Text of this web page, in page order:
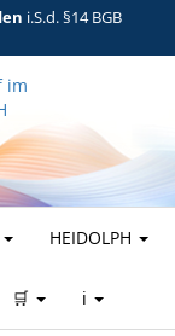
i.S.d. §14 BGB
HEIDOLPH
🛒 ℹ️